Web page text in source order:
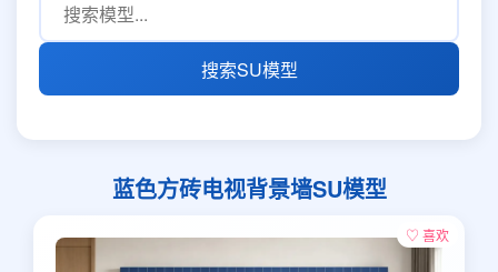
搜索SU模型
蓝色方砖电视背景墙SU模型
♡ 喜欢